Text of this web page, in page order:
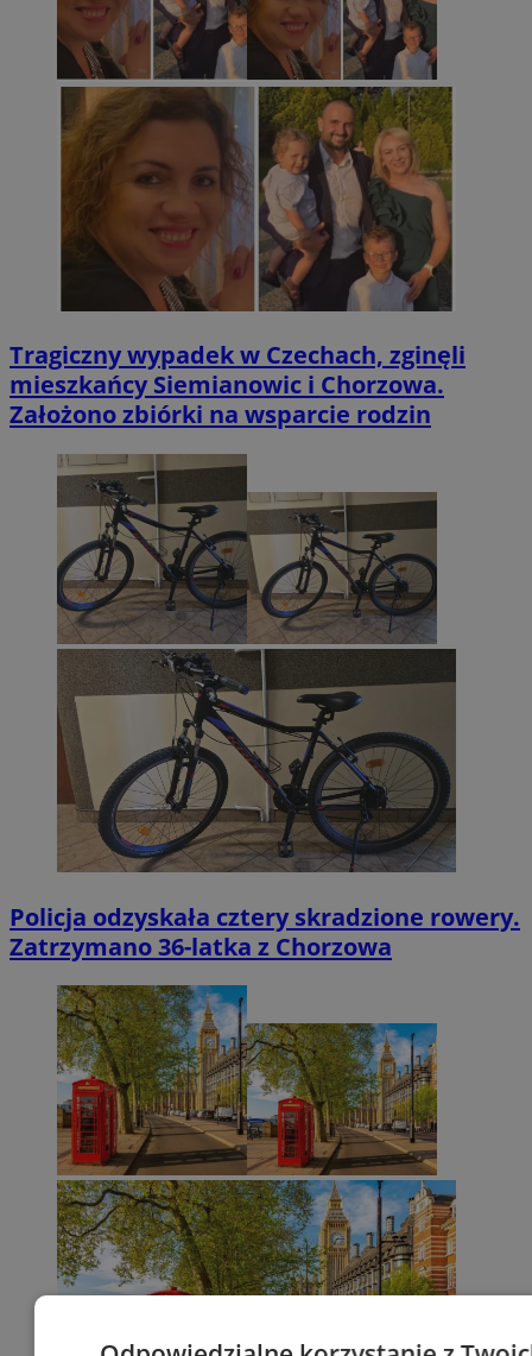
Tragiczny wypadek w Czechach, zginęli
mieszkańcy Siemianowic i Chorzowa.
Założono zbiórki na wsparcie rodzin
Policja odzyskała cztery skradzione rowery.
Zatrzymano 36-latka z Chorzowa